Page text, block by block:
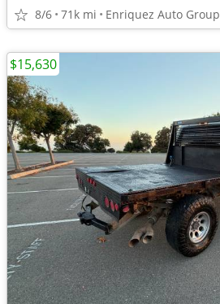
8/6 71k mi Enriquez Auto Group
$15,630